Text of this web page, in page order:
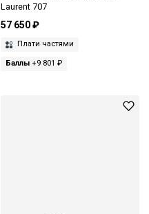
Laurent 707
57 650 ₽
Плати частями
Баллы+9 801 ₽